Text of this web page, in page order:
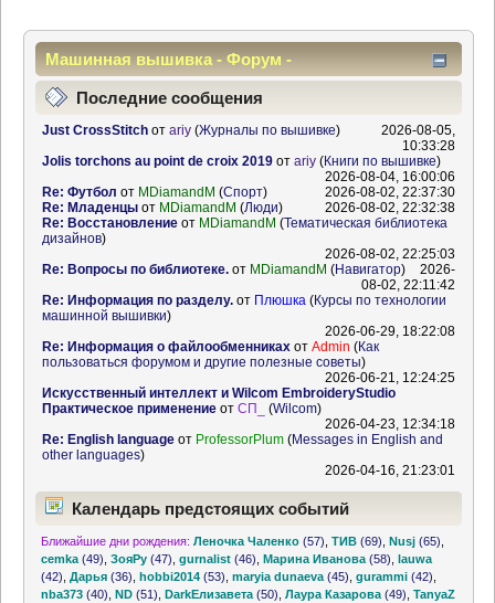
Машинная вышивка - Форум -
Информационный центр
Последние сообщения
Just CrossStitchот ariy(Журналы по вышивке)
2026-08-05,
10:33:28
Jolis torchons au point de croix 2019от ariy(Книги по вышивке)
2026-08-04, 16:00:06
Re: Футбол от MDiamandM (Спорт)
2026-08-02, 22:37:30
Re: Младенцыот MDiamandM (Люди)
2026-08-02, 22:32:38
Re: Восстановлениеот MDiamandM (Тематическая библиотека
дизайнов)
2026-08-02, 22:25:03
Re: Вопросы по библиотеке.от MDiamandM (Навигатор)
2026-
08-02, 22:11:42
Re: Информация по разделу.от Плюшка (Курсы по технологии
машинной вышивки)
2026-06-29, 18:22:08
Re: Информация о файлообменникахот Admin (Как
пользоваться форумом и другие полезные советы)
2026-06-21, 12:24:25
Искусственный интеллект и Wilcom EmbroideryStudio
Практическое применениеот СП_ (Wilcom)
2026-04-23, 12:34:18
Re: English languageот ProfessorPlum(Messages in English and
other languages)
2026-04-16, 21:23:01
Календарь предстоящих событий
Ближайшие дни рождения: Леночка Чаленко (57) ,ТИВ (69) ,Nusj (65)
cemka (49) ,ЗояРу (47) ,gurnalist (46) ,Марина Иванова (58) ,lauwa
(42) ,Дарья (36) ,hobbi2014 (53) ,maryia dunaeva (45) ,gurammi (42)
nba373 (40) ,ND (51) ,DarkЕлизавета (50) ,Лаура Казарова (49) ,TanyaZ